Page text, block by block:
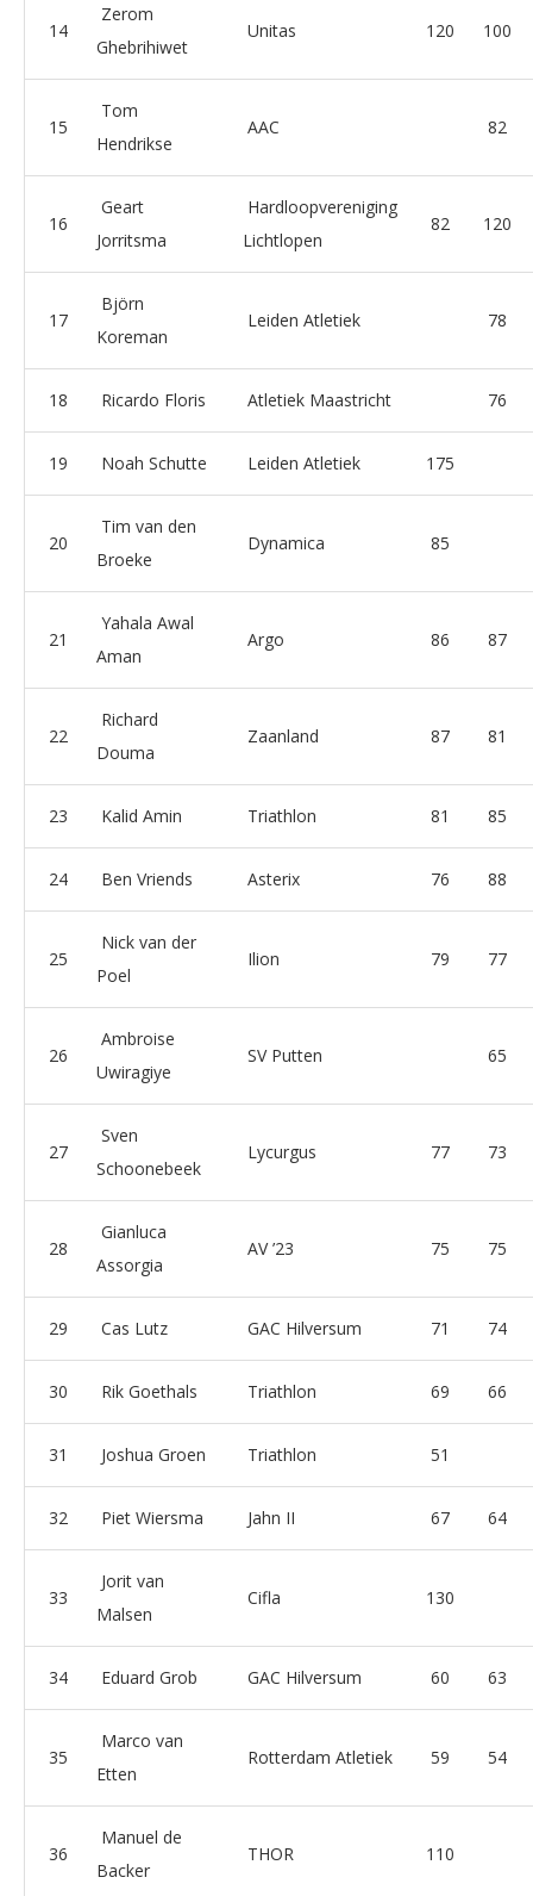
14
Zerom
Ghebrihiwet
Unitas 120 100
15
Tom
Hendrikse
AAC 82
16
Geart
Jorritsma
Hardloopvereniging
Lichtlopen
82 120
17
Björn
Koreman
Leiden Atletiek 78
18 Ricardo Floris Atletiek Maastricht 76
19 Noah Schutte Leiden Atletiek 175
20
Tim van den
Broeke
Dynamica 85
21
Yahala Awal
Aman
Argo 86 87
22
Richard
Douma
Zaanland 87 81
23 Kalid Amin Triathlon 81 85
24 Ben Vriends Asterix 76 88
25
Nick van der
Poel
Ilion 79 77
26
Ambroise
Uwiragiye
SV Putten 65
27
Sven
Schoonebeek
Lycurgus 77 73
28
Gianluca
Assorgia
AV ’23 75 75
29 Cas Lutz GAC Hilversum 71 74
30 Rik Goethals Triathlon 69 66
31 Joshua Groen Triathlon 51
32 Piet Wiersma Jahn II 67 64
33
Jorit van
Malsen
Cifla 130
34 Eduard Grob GAC Hilversum 60 63
35
Marco van
Etten
Rotterdam Atletiek 59 54
36
Manuel de
Backer
THOR 110